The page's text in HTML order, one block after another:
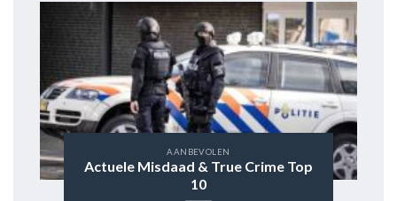
AANBEVOLEN
Actuele Misdaad & True Crime Top
10